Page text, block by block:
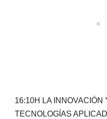
16:10H LA INNOVACIÓN
TECNOLOGÍAS